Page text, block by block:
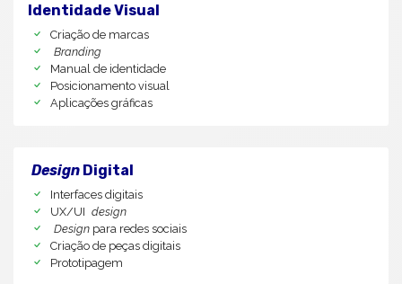
Identidade Visual
Criação de marcas
Branding
Manual de identidade
Posicionamento visual
Aplicações gráficas
Design Digital
Interfaces digitais
UX/UI design
Design para redes sociais
Criação de peças digitais
Prototipagem